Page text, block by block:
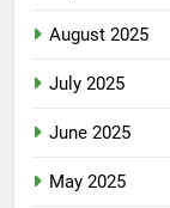
August 2025
July 2025
June 2025
May 2025